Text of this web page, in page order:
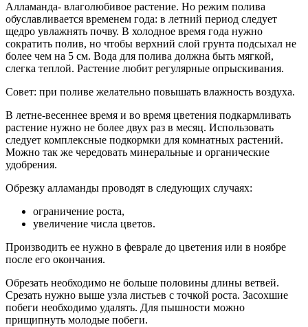
Алламанда- влаголюбивое растение. Но режим полива
обуславливается временем года: в летний период следует
щедро увлажнять почву. В холодное время года нужно
сократить полив, но чтобы верхний слой грунта подсыхал не
более чем на 5 см. Вода для полива должна быть мягкой,
слегка теплой. Растение любит регулярные опрыскивания.
Совет: при поливе желательно повышать влажность воздуха.
В летне-весеннее время и во время цветения подкармливать
растение нужно не более двух раз в месяц. Использовать
следует комплексные подкормки для комнатных растений.
Можно так же чередовать минеральные и органические
удобрения.
Обрезку алламанды проводят в следующих случаях:
ограничение роста,
увеличение числа цветов.
Производить ее нужно в феврале до цветения или в ноябре
после его окончания.
Обрезать необходимо не больше половины длины ветвей.
Срезать нужно выше узла листьев с точкой роста. Засохшие
побеги необходимо удалять. Для пышности можно
прищипнуть молодые побеги.